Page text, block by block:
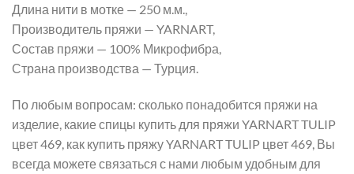
Длина нити в мотке — 250 м.м.,
Производитель пряжи — YARNART,
Состав пряжи — 100% Микрофибра,
Страна производства — Турция.
По любым вопросам: сколько понадобится пряжи на
изделие, какие спицы купить для пряжи YARNART TULIP
цвет 469, как купить пряжу YARNART TULIP цвет 469, Вы
всегда можете связаться с нами любым удобным для